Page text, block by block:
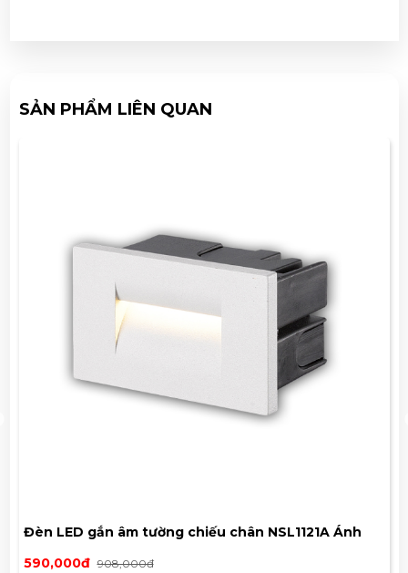
SẢN PHẨM LIÊN QUAN
Đèn LED gắn âm tường chiếu chân NSL1121A Ánh
Sáng Vàng
590,000đ 908,000đ